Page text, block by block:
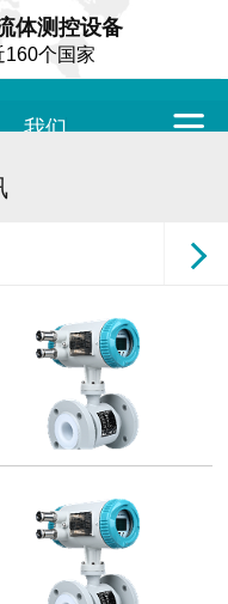
体测控设备
160个国家
我们